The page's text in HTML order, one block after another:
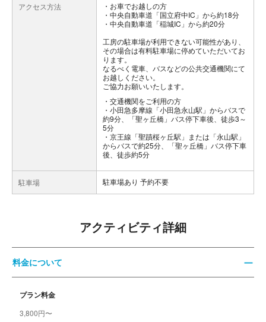
アクセス方法
お車でお越しの方
・中央自動車道「国立府中IC」から約18分
・中央自動車道「稲城IC」から約20分
工房の駐車場が利用できない可能性があり、
その場合は有料駐車場に停めていただいてお
ります。
なるべく電車、バスなどの公共交通機関にて
お越しください。
ご協力お願いいたします。
交通機関をご利用の方
・小田急多摩線「小田急永山駅」からバスで
約9分、「聖ヶ丘橋」バス停下車後、徒歩3～
5分
・京王線「聖蹟桜ヶ丘駅」または「永山駅」
からバスで約25分、「聖ヶ丘橋」バス停下車
後、徒歩約5分
駐車場 駐車場あり 予約不要
アクティビティ詳細
料金について
プラン料金
3,800円〜